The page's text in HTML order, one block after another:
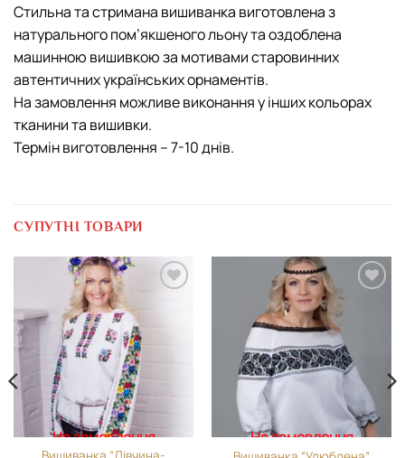
Стильна та стримана вишиванка виготовлена з
натурального пом’якшеного льону та оздоблена
машинною вишивкою за мотивами старовинних
автентичних українських орнаментів.
На замовлення можливе виконання у інших кольорах
тканини та вишивки.
Термін виготовлення – 7-10 днів.
СУПУТНІ ТОВАРИ
На замовлення
Додати
вибране
На замовлення